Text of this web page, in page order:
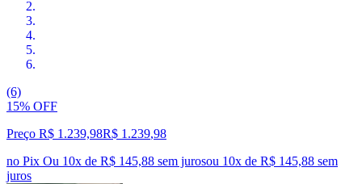
(6)
15% OFF
Preço R$ 1.239,98R$ 1.239,98
no Pix Ou 10x de R$ 145,88 sem jurosou 10x de R$ 145,88 sem
juros